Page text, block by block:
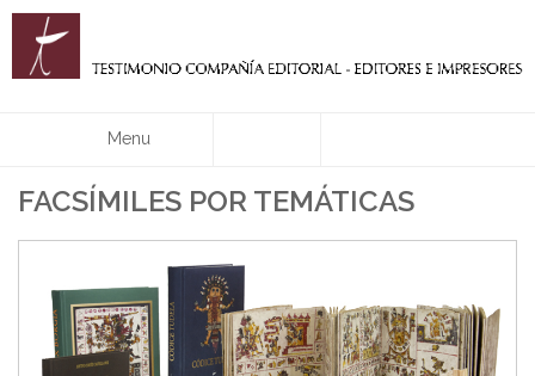
Menu
FACSÍMILES POR TEMÁTICAS